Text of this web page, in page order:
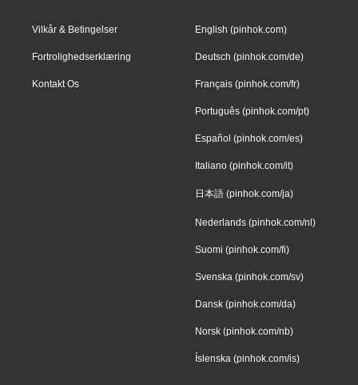
Vilkår & Betingelser
Fortrolighedserklæring
Kontakt Os
English (pinhok.com)
Deutsch (pinhok.com/de)
Français (pinhok.com/fr)
Português (pinhok.com/pt)
Español (pinhok.com/es)
Italiano (pinhok.com/it)
日本語 (pinhok.com/ja)
Nederlands (pinhok.com/nl)
Suomi (pinhok.com/fi)
Svenska (pinhok.com/sv)
Dansk (pinhok.com/da)
Norsk (pinhok.com/nb)
Íslenska (pinhok.com/is)